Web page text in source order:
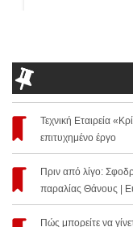
Τεχνική Εταιρεία
επιτυχημένο έργο
Πριν από λίγο:
παραλίας Θάνους |
Πώς μπορείτε να